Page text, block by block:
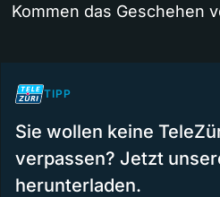
Kommen das Geschehen
TIPP
Sie wollen keine
verpassen? Jetzt
herunterladen.